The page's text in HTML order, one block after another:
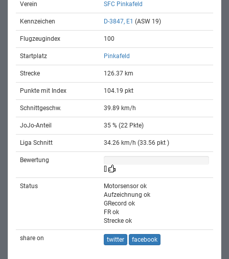
Verein SFC Pinkafeld
Kennzeichen D-3847, E1 (ASW 19)
Flugzeugindex 100
Startplatz Pinkafeld
Strecke 126.37 km
Punkte mit Index 104.19 pkt
Schnittgeschw. 39.89 km/h
JoJo-Anteil 35 % (22 Pkte)
Liga Schnitt 34.26 km/h (33.56 pkt )
Bewertung
Status
Motorsensor ok
Aufzeichnung ok
GRecord ok
FR ok
Strecke ok
share on twitter facebook